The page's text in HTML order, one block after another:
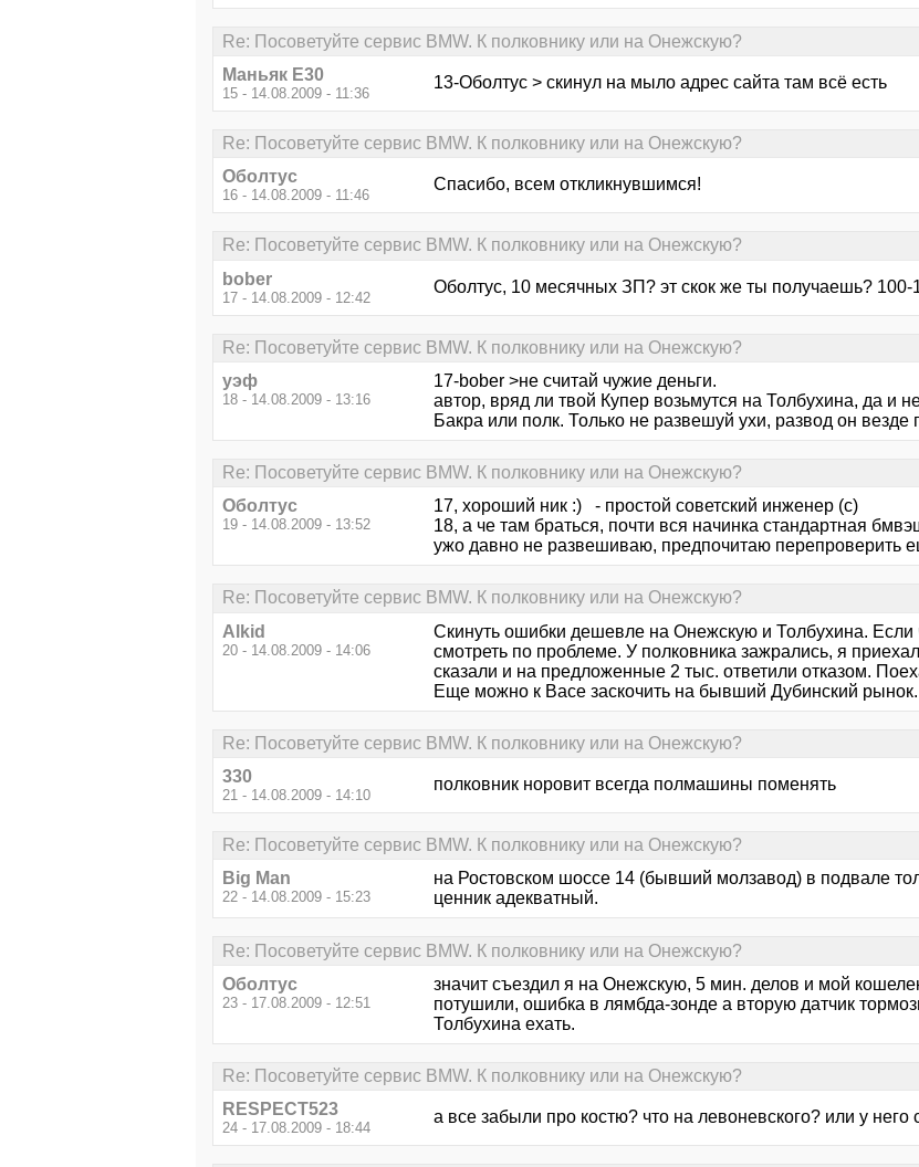
Re: Посоветуйте сервис BMW. К полковнику или на Онежскую?
Маньяк E30
15 - 14.08.2009 - 11:36
13-Оболтус > скинул на мыло адрес сайта там всё есть
Re: Посоветуйте сервис BMW. К полковнику или на Онежскую?
Оболтус
16 - 14.08.2009 - 11:46
Спасибо, всем откликнувшимся!
Re: Посоветуйте сервис BMW. К полковнику или на Онежскую?
bober
17 - 14.08.2009 - 12:42
Оболтус, 10 месячных ЗП? эт скок же ты получаешь? 100-
Re: Посоветуйте сервис BMW. К полковнику или на Онежскую?
уэф
18 - 14.08.2009 - 13:16
17-bober >не считай чужие деньги.
автор, вряд ли твой Купер возьмутся на Толбухина, да и
Бакра или полк. Только не развешуй ухи, развод он везде
Re: Посоветуйте сервис BMW. К полковнику или на Онежскую?
Оболтус
19 - 14.08.2009 - 13:52
17, хороший ник :) - простой советский инженер (с)
18, а че там браться, почти вся начинка стандартная
ужо давно не развешиваю, предпочитаю перепроверить
Re: Посоветуйте сервис BMW. К полковнику или на Онежскую?
Alkid
20 - 14.08.2009 - 14:06
Скинуть ошибки дешевле на Онежскую и Толбухина. Если
смотреть по проблеме. У полковника зажрались, я
сказали и на предложенные 2 тыс. ответили отказом.
Еще можно к Васе заскочить на бывший Дубинский рынок.
Re: Посоветуйте сервис BMW. К полковнику или на Онежскую?
330
21 - 14.08.2009 - 14:10
полковник норовит всегда полмашины поменять
Re: Посоветуйте сервис BMW. К полковнику или на Онежскую?
Big Man
22 - 14.08.2009 - 15:23
на Ростовском шоссе 14 (бывший молзавод) в подвале
ценник адекватный.
Re: Посоветуйте сервис BMW. К полковнику или на Онежскую?
Оболтус
23 - 17.08.2009 - 12:51
значит съездил я на Онежскую, 5 мин. делов и мой
потушили, ошибка в лямбда-зонде а вторую датчик
Толбухина ехать.
Re: Посоветуйте сервис BMW. К полковнику или на Онежскую?
RESPECT523
24 - 17.08.2009 - 18:44
а все забыли про костю? что на левоневского? или у